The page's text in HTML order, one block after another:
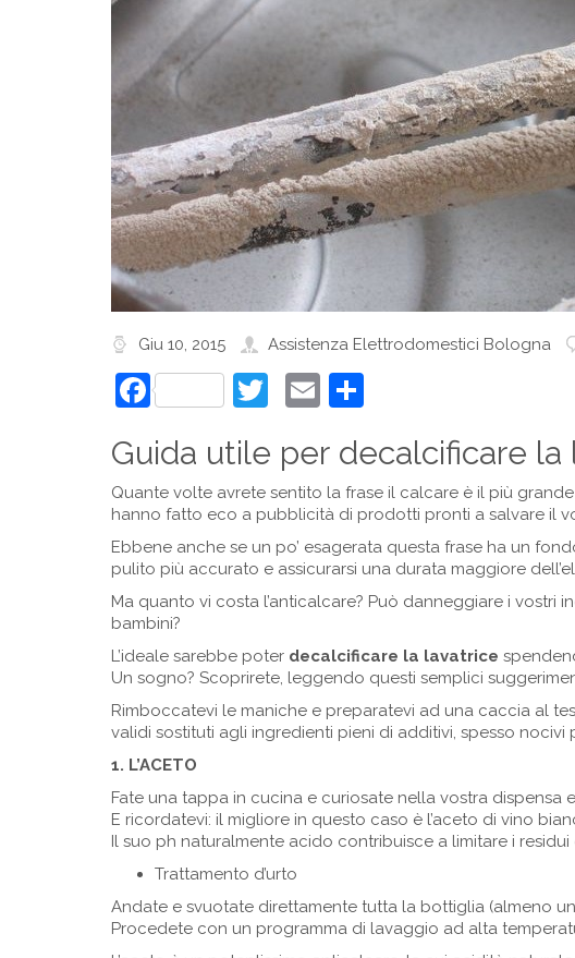
Giu 10, 2015 Assistenza Elettrodomestici Bologna
FacebookTwitter
Email
Guida utile per decalcificare
Quante volte avrete sentito la frase il calcare è il più
hanno fatto eco a pubblicità di prodotti pronti a salvare il
Ebbene anche se un po’ esagerata questa frase ha un
pulito più accurato e assicurarsi una durata maggiore
Ma quanto vi costa l’anticalcare? Può danneggiare i vostri
bambini?
L’ideale sarebbe poter decalcificare la lavatrice
Un sogno? Scoprirete, leggendo questi semplici
Rimboccatevi le maniche e preparatevi ad una caccia al
validi sostituti agli ingredienti pieni di additivi, spesso
1. L’ACETO
Fate una tappa in cucina e curiosate nella vostra
E ricordatevi: il migliore in questo caso è l’aceto di vino
Il suo ph naturalmente acido contribuisce a limitare i
Trattamento d’urto
Andate e svuotate direttamente tutta la bottiglia (almeno
Procedete con un programma di lavaggio ad alta